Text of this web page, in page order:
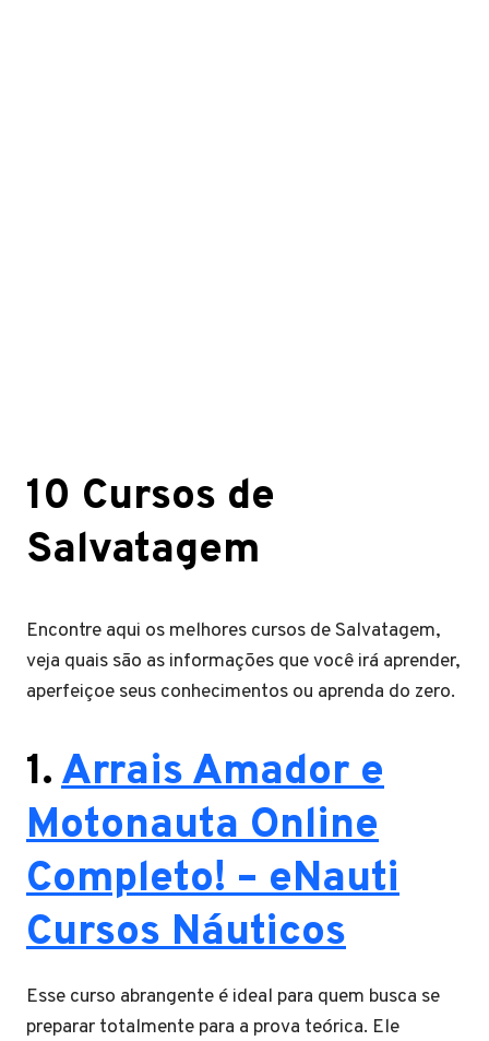
10 Cursos de
Salvatagem
Encontre aqui os melhores cursos de Salvatagem,
veja quais são as informações que você irá aprender,
aperfeiçoe seus conhecimentos ou aprenda do zero.
1.Arrais Amador e
Motonauta Online
Completo! – eNauti
Cursos Náuticos
Esse curso abrangente é ideal para quem busca se
preparar totalmente para a prova teórica. Ele